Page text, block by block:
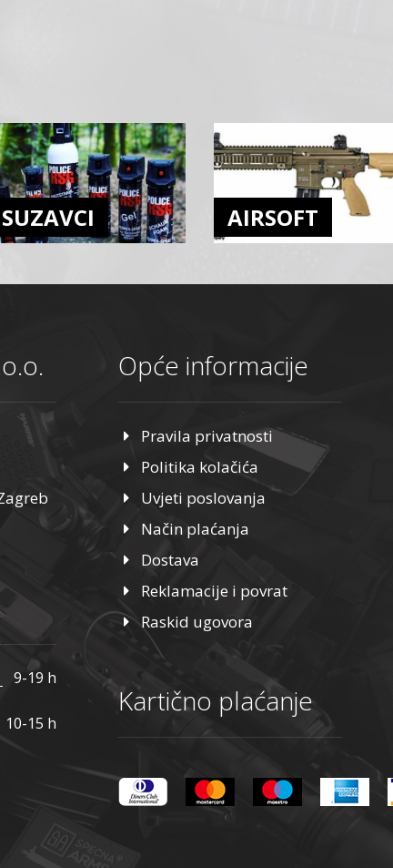
SUZAVCI AIRSOFT
9-19 h
10-15 h
Opće informacije
Pravila privatnosti
Politika kolačića
Uvjeti poslovanja
Način plaćanja
Dostava
Reklamacije i povrat
Raskid ugovora
Kartično plaćanje